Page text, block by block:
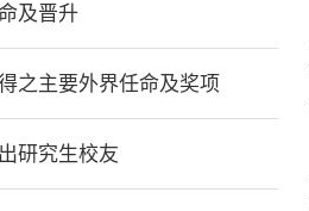
及晋升
之主要外界任命及奖项
研究生校友